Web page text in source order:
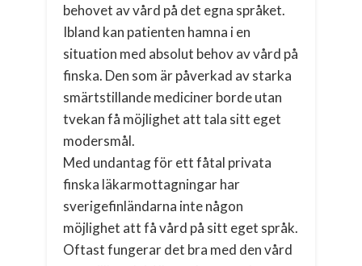
behovet av vård på det egna språket.
Ibland kan patienten hamna i en
situation med absolut behov av vård på
finska. Den som är påverkad av starka
smärtstillande mediciner borde utan
tvekan få möjlighet att tala sitt eget
modersmål.
Med undantag för ett fåtal privata
finska läkarmottagningar har
sverigefinländarna inte någon
möjlighet att få vård på sitt eget språk.
Oftast fungerar det bra med den vård